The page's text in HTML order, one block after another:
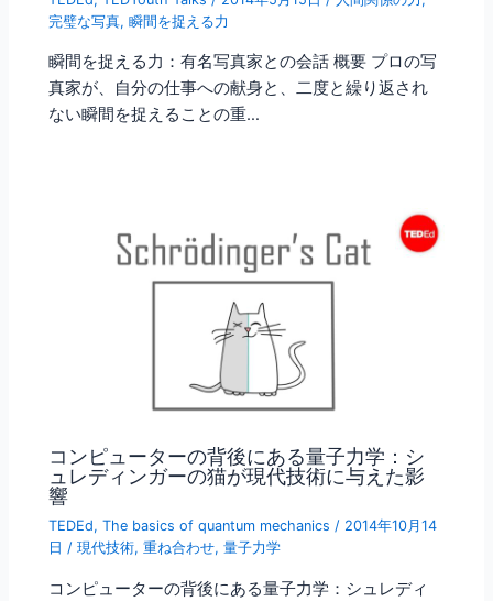
完璧な写真,瞬間を捉える力
瞬間を捉える力：有名写真家との会話 概要 プロの写
真家が、自分の仕事への献身と、二度と繰り返され
ない瞬間を捉えることの重…
コンピューターの背後にある量子力学：シ
ュレディンガーの猫が現代技術に与えた影
響
TEDEd,The basics of quantum mechanics / 2014年10月14
日/現代技術,重ね合わせ,量子力学
コンピューターの背後にある量子力学：シュレディ